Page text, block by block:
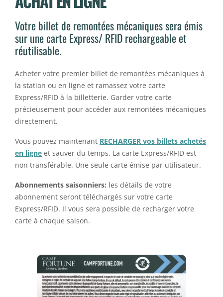
Votre billet de remontées mécaniques sera émis
sur une carte Express/ RFID rechargeable et
réutilisable.
Acheter votre premier billet de remontées mécaniques à
la station ou en ligne et ramassez votre carte
Express/RFID à la billetterie. Garder votre carte
précieusement pour accéder aux remontées mécaniques
directement.
Vous pouvez maintenant RECHARGER vos billets achetés
en ligne et sauver du temps. La carte Express/RFID est
non transférable. Une seule carte émise par utilisateur.
Abonnements saisonniers: les détails de votre
abonnement seront téléchargés sur votre carte
Express/RFID. Il vous sera possible de recharger votre
carte à chaque saison.